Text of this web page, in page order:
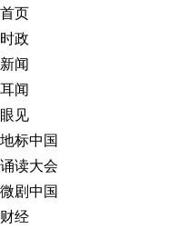
首页
时政
新闻
耳闻
眼见
地标中国
诵读大会
微剧中国
财经